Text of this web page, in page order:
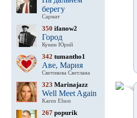
берегу
Сармат
350 ifanow2
Город
Кукин Юрий
342 tumantho1
Аве, Мария
Светикова Светлана
323 Marinajazz
Well Meet Again
Karen Elson
267popurik